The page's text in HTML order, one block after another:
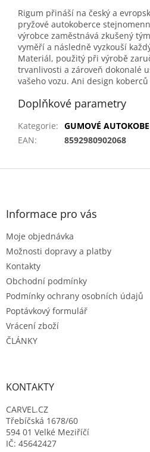
Rigum přináší na český a
pryžové autokoberce
výrobce zaměstnává zkušený
vyměří a následně vyzkouší
Materiál, použitý při výrobě
trvanlivosti a zároveň dokonalé
vašeho vozu. Ani design
Doplňkové parametry
Kategorie: GUMOVÉ
EAN: 8592980902068
Z
Informace pro vás
Moje objednávka
Možnosti dopravy a platby
Kontakty
Obchodní podmínky
Podmínky ochrany osobních údajů
Poptávkový formulář
Vrácení zboží
ČLÁNKY
KONTAKTY
CARVEL.CZ
Třebíčská 1678/60
594 01 Velké Meziříčí
IČ: 45642427